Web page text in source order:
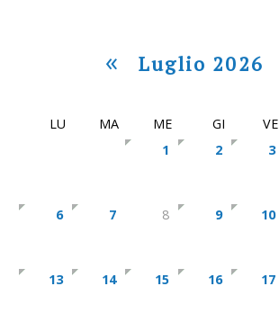
« Luglio 2026
LU MA ME GI VE
1
2 3
6 7 8 9 10
13 14 15 16 17